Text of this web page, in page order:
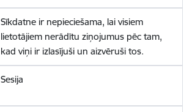
Sīkdatne ir nepieciešama, lai visiem
lietotājiem nerādītu ziņojumus pēc tam,
kad viņi ir izlasījuši un aizvēruši tos.
Sesija